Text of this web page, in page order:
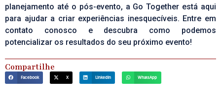
planejamento até o pós-evento, a Go Together está aqui
para ajudar a criar experiências inesquecíveis. Entre em
contato conosco e descubra como podemos
potencializar os resultados do seu próximo evento!
Compartilhe
Facebook X LinkedIn WhatsApp